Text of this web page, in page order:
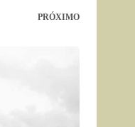
PRÓXIMO